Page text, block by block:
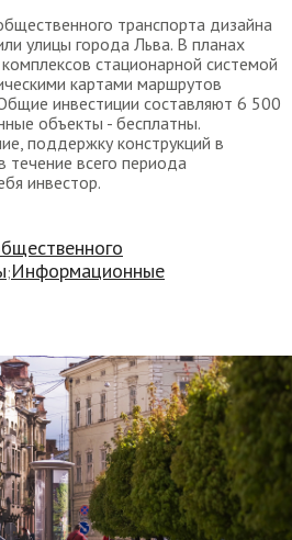
транспорта дизайна
улицы города Льва. В планах
стационарной системой
картами маршрутов
инвестиции составляют 6 500
объекты - бесплатны.
поддержку конструкций в
всего периода
инвестор.
;Информационные